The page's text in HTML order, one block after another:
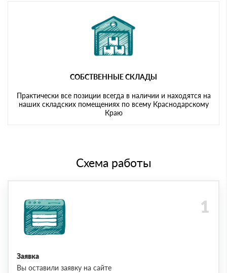
СОБСТВЕННЫЕ СКЛАДЫ
Практически все позиции всегда в наличии и находятся на
наших складских помещениях по всему Краснодарскому
Краю
Схема работы
Заявка
Вы оставили заявку на сайте